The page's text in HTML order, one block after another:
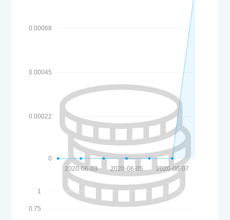
0
0.00022
0.00045
0.00068
2020-06-07
2020-06-05
2020-06-03
0.75
1